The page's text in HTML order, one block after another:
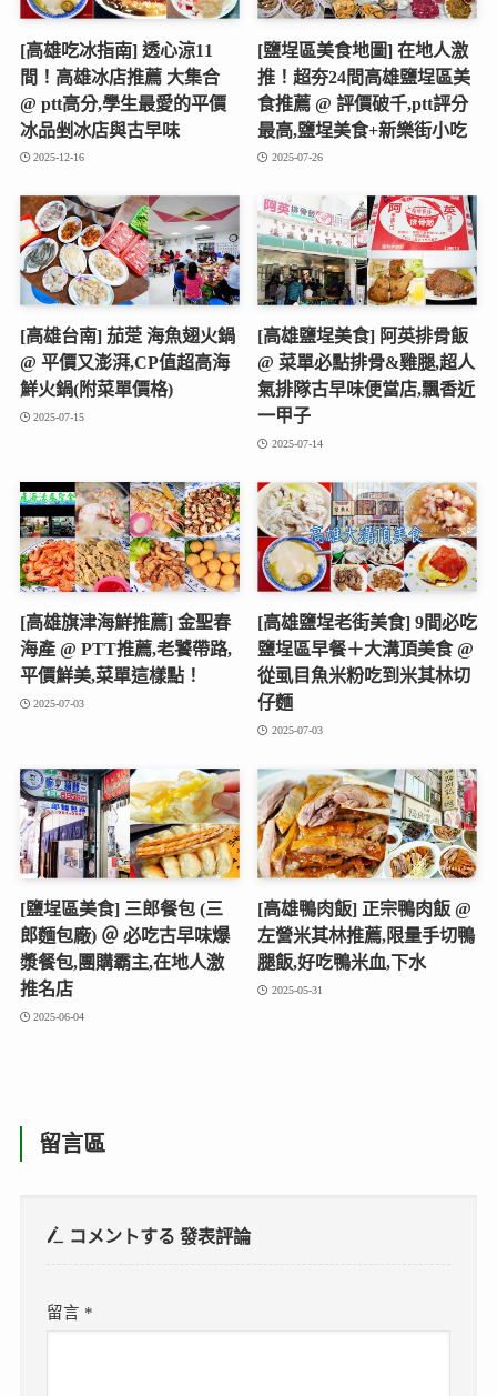
[高雄吃冰指南] 透心涼11
間！高雄冰店推薦 大集合
@ ptt高分,學生最愛的平價
冰品剉冰店與古早味
2025-12-16
[鹽埕區美食地圖] 在地人激
推！超夯24間高雄鹽埕區美
食推薦 @ 評價破千,ptt評分
最高,鹽埕美食+新樂街小吃
2025-07-26
[高雄台南] 茄萣 海魚翅火鍋
@ 平價又澎湃,CP值超高海
鮮火鍋(附菜單價格)
2025-07-15
[高雄鹽埕美食] 阿英排骨飯
@ 菜單必點排骨&雞腿,超人
氣排隊古早味便當店,飄香近
一甲子
2025-07-14
[高雄旗津海鮮推薦] 金聖春
海產 @ PTT推薦,老饕帶路,
平價鮮美,菜單這樣點！
2025-07-03
[高雄鹽埕老街美食] 9間必吃
鹽埕區早餐＋大溝頂美食 @
從虱目魚米粉吃到米其林切
仔麵
2025-07-03
[鹽埕區美食] 三郎餐包 (三
郎麵包廠) ＠ 必吃古早味爆
漿餐包,團購霸主,在地人激
推名店
2025-06-04
[高雄鴨肉飯] 正宗鴨肉飯 @
左營米其林推薦,限量手切鴨
腿飯,好吃鴨米血,下水
2025-05-31
留言區
コメントする發表評論
留言 *